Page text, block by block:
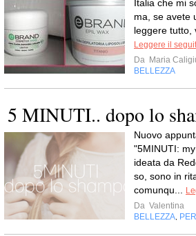
Italia che mi
ma, se avete
leggere tutto,
Leggere il
Da Maria
BELLEZZA
5 MINUTI.. dopo lo
Nuovo
"5MINUTI:
ideata da
so, sono in
comunqu...
Da Valentina
BELLEZZA